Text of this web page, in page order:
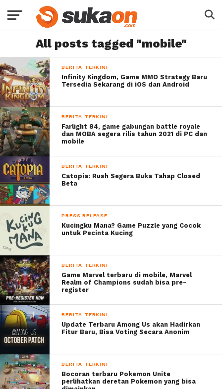
All posts tagged "mobile"
BERITA TERKINI
Infinity Kingdom, Game MMO Strategy Baru
Tersedia Sekarang di iOS dan Android
BERITA TERKINI
Farlight 84, game gabungan battle royale
dan MOBA segera rilis tahun 2021 di PC dan
mobile
BERITA TERKINI
Catopia: Rush Segera Buka Tahap Closed
Beta
PRESS RELEASE
Kucingku Mana? Game Puzzle yang Cocok
untuk Pecinta Kucing
BERITA TERKINI
Game Marvel terbaru di mobile, Marvel
Realm of Champions sudah bisa pre-
register
BERITA TERKINI
Update Terbaru Among Us akan Hadirkan
Fitur Baru, Bisa Voting Secara Anonim
BERITA TERKINI
Bocoran terbaru Pokemon Unite
perlihatkan deretan Pokemon yang bisa